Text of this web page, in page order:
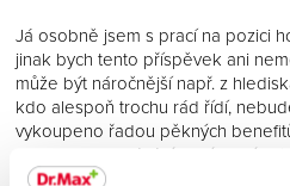
Já osobně jsem s prací na pozici
jinak bych tento příspěvek ani
může být náročnější např. z
kdo alespoň trochu rád řídí,
vykoupeno řadou pěkných
svoboda, poznávání nových míst,
mravů, zvyků, nářečí… I při tom